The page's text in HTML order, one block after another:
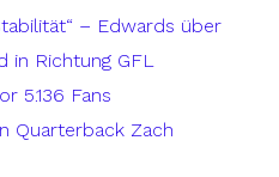
– Edwards über
in Richtung GFL
5.136 Fans
Quarterback Zach